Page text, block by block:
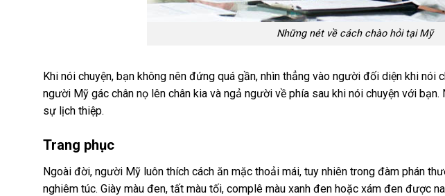
Những nét về cách chào hỏi tại Mỹ
Khi nói chuyện, bạn không nên đứng quá gần, nhìn thẳng vào người đối diện khi nói
người Mỹ gác chân nọ lên chân kia và ngả người về phía sau khi nói chuyện với
sự lịch thiệp.
Trang phục
Ngoài đời, người Mỹ luôn thích cách ăn mặc thoải mái, tuy nhiên trong đàm phán
nghiêm túc. Giày màu đen, tất màu tối, complê màu xanh đen hoặc xám đen được